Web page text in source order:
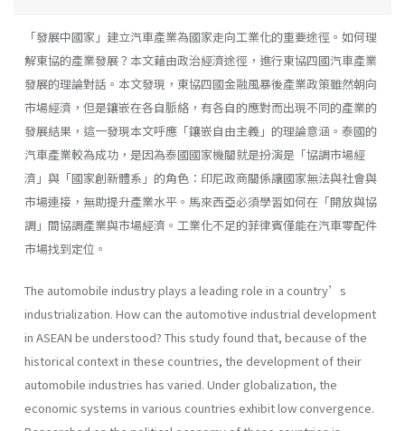
「發展中國家」建立汽車產業為國家走向工業化的重要途徑。如何理
解東協的產業發展？本文藉由政治經濟途徑，進行東協四國汽車產業
發展的理論對話。本文發現，東協四國金融風暴後產業政策雖然朝向
市場經濟，但是鑲嵌在各自脈絡，有各自的應對而出現不同的產業的
發展結果，這一發現本文呼應「鑲嵌自由主義」的理論意涵。泰國的
汽車產業較為成功，是因為泰國國家機關就是扮演是「協調市場經
濟」與「國家創新體系」的角色：印尼政商關係讓國家無法與社會與
市場連接，無助提升產業水平。馬來西亞必須學習如何在「開放與協
調」間協調產業與市場經濟。工業化不足的菲律賓僅能在汽車零配件
市場找到定位。
The automobile industry plays a leading role in a country’s
industrialization. How can the automotive industrial development
in ASEAN be understood? This study found that, because of the
historical context in these countries, the development of their
automobile industries has varied. Under globalization, the
economic systems in various countries exhibit low convergence.